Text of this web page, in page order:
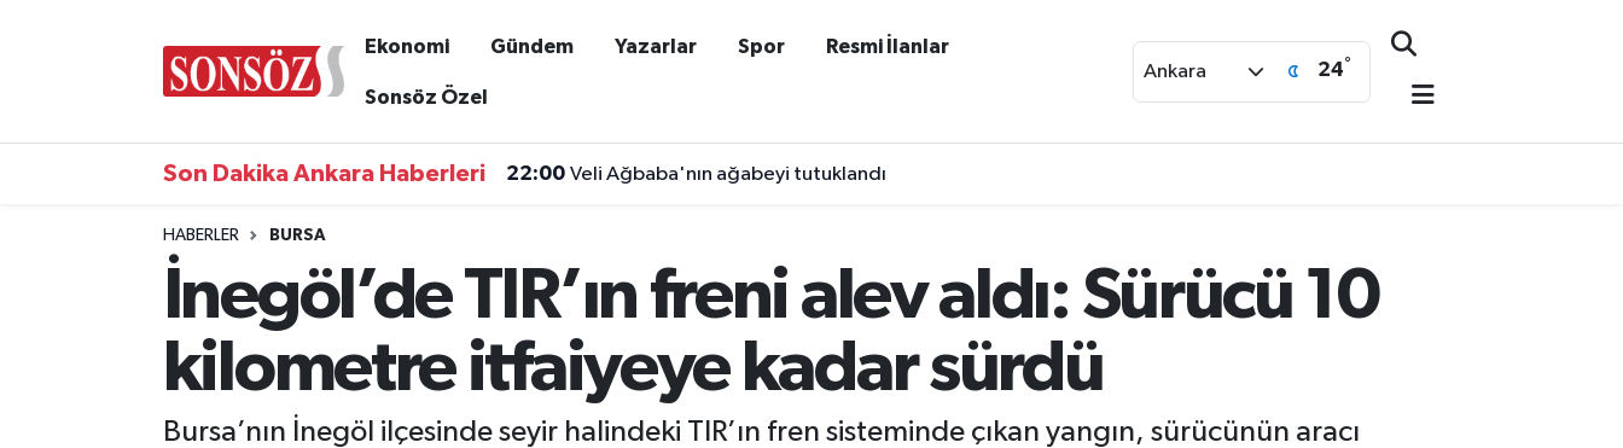
Ekonomi Gündem Yazarlar Spor Resmi İlanlar
Sonsöz Özel
Ankara 24°
Son Dakika Ankara Haberleri 22:00 Veli Ağbaba'nın ağabeyi tutuklandı
HABERLER BURSA
İnegöl’de TIR’ın freni alev aldı: Sürücü 10
kilometre itfaiyeye kadar sürdü
Bursa’nın İnegöl ilçesinde seyir halindeki TIR’ın fren sisteminde çıkan yangın, sürücünün aracı
Ankara Nöbetçi Eczaneler
Ankara Trafik Yoğunluk Haritası
Süper Lig Puan Durumu ve Fikstür